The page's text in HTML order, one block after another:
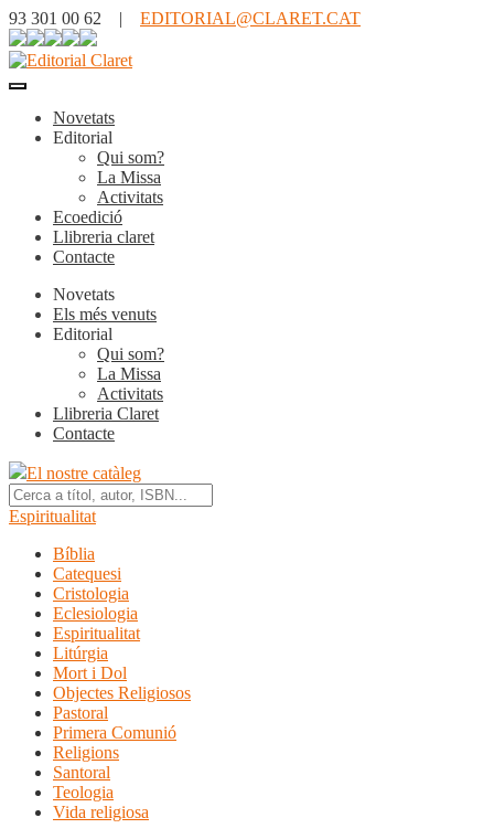
93 301 00 62 | EDITORIAL@CLARET.CAT
Novetats
Editorial
Qui som?
La Missa
Activitats
Ecoedició
Llibreria claret
Contacte
Novetats
Els més venuts
Editorial
Qui som?
La Missa
Activitats
Llibreria Claret
Contacte
El nostre catàleg
Espiritualitat
Bíblia
Catequesi
Cristologia
Eclesiologia
Espiritualitat
Litúrgia
Mort i Dol
Objectes Religiosos
Pastoral
Primera Comunió
Religions
Santoral
Teologia
Vida religiosa